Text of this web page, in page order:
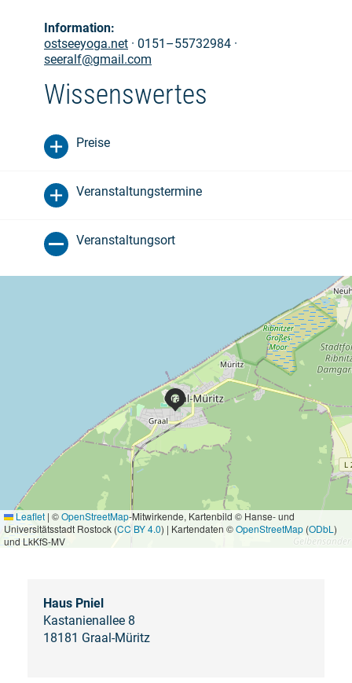
Information:
ostseeyoga.net · 0151–55732984 ·
seeralf@gmail.com
Wissenswertes
Preise
Veranstaltungstermine
Veranstaltungsort
Leaflet | ©OpenStreetMap-Mitwirkende, Kartenbild © Hanse- und
Universitätsstadt Rostock (CC BY 4.0) | Kartendaten ©OpenStreetMap (ODbL )
und LkKfS-MV
Haus Pniel
Kastanienallee 8
18181 Graal-Müritz